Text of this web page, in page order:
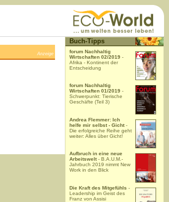
Anzeige
Buch-Tipps
forum Nachhaltig
Wirtschaften 02/2019 -
Afrika - Kontinent der
Entscheidung
forum Nachhaltig
Wirtschaften 01/2019 -
Schwerpunkt: Tierische
Geschäfte (Teil 3)
Andrea Flemmer: Ich
helfe mir selbst - Gicht -
Die erfolgreiche Reihe geht
weiter: Alles über Gicht!
Aufbruch in eine neue
Arbeitswelt - B.A.U.M.-
Jahrbuch 2019 nimmt New
Work in den Blick
Die Kraft des Mitgefühls -
Leadership im Geist des
Franz von Assisi